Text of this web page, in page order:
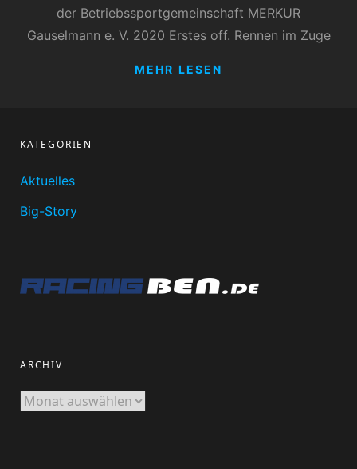
der Betriebssportgemeinschaft MERKUR
Gauselmann e. V. 2020 Erstes off. Rennen im Zuge
MEHR LESEN
KATEGORIEN
Aktuelles
Big-Story
ARCHIV
Archiv